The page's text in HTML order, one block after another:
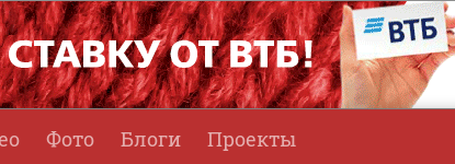
Фото Блоги Проекты